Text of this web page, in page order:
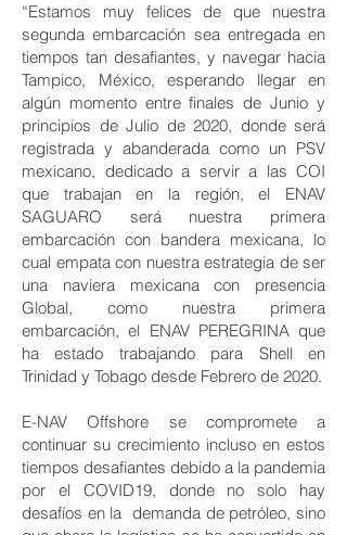
“Estamos muy felices de que nuestra
segunda embarcación sea entregada en
tiempos tan desafiantes, y navegar hacia
Tampico, México, esperando llegar en
algún momento entre finales de Junio y
principios de Julio de 2020, donde será
registrada y abanderada como un PSV
mexicano, dedicado a servir a las COI
que trabajan en la región, el ENAV
SAGUARO será nuestra primera
embarcación con bandera mexicana, lo
cual empata con nuestra estrategia de ser
una naviera mexicana con presencia
Global, como nuestra primera
embarcación, el ENAV PEREGRINA que
ha estado trabajando para Shell en
Trinidad y Tobago desde Febrero de 2020.
E-NAV Offshore se compromete a
continuar su crecimiento incluso en estos
tiempos desafiantes debido a la pandemia
por el COVID19, donde no solo hay
desafíos en la demanda de petróleo, sino